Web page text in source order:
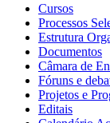
Cursos
Processos
Estrutura
Documentos
Câmara de
Fóruns e
Projetos e
Editais